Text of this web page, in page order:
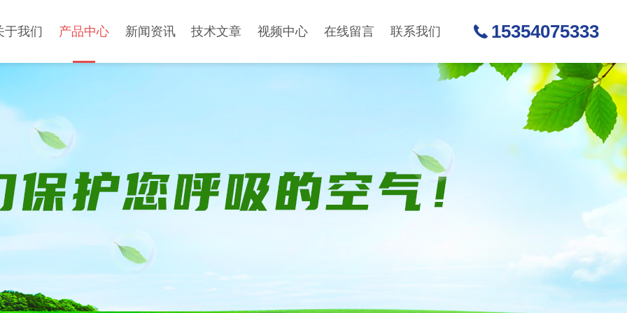
于我们 产品中心 新闻资讯 技术文章 视频中心 在线留言 联系我们 15354075333